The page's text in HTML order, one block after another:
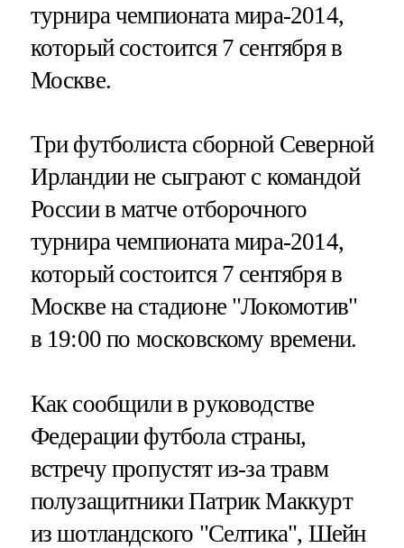
турнира чемпионата мира-2014,
который состоится 7 сентября в
Москве.
Три футболиста сборной Северной
Ирландии не сыграют с командой
России в матче отборочного
турнира чемпионата мира-2014,
который состоится 7 сентября в
Москве на стадионе "Локомотив"
в 19:00 по московскому времени.
Как сообщили в руководстве
Федерации футбола страны,
встречу пропустят из-за травм
полузащитники Патрик Маккурт
из шотландского "Селтика", Шейн